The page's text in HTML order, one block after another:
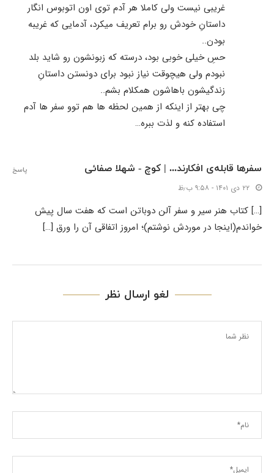
غریبی نیست ولی کاملا هر آدم توی اون اتوبوس انگار
داستانِ خودش رو برام تعریف میکرد، آدمایی که غریبه
بودن..
حسِ خیلی خوبی بود، درسته که زبونشون رو شاید بلد
نبودم ولی هیچوقت نیاز نبود برای دونستن داستانِ
زندگیشون باهاشون همکلام بشم..
چی بهتر از اینکه از همین لحظه ها هم توو سفر ها آدم
استفاده کنه و لذت ببره…
سفرها قابله‌ی افکارند... | کوچ - شهلا صفائی
۲۲ دی ۱۴۰۱ - ۹:۵۸ ب٫ظ
[…] کتاب هنر سیر و سفر آلن دوباتن است که هفت سال پیش
خواندم(اینجا در موردش نوشتم)؛ امروز اتفاقی آن را ورق […]
پاسخ
لغو ارسال نظر